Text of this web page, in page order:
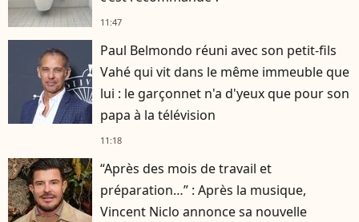
11:47
Paul Belmondo réuni avec son petit-fils
Vahé qui vit dans le même immeuble que
lui : le garçonnet n'a d'yeux que pour son
papa à la télévision
11:18
“Après des mois de travail et
préparation…” : Après la musique,
Vincent Niclo annonce sa nouvelle